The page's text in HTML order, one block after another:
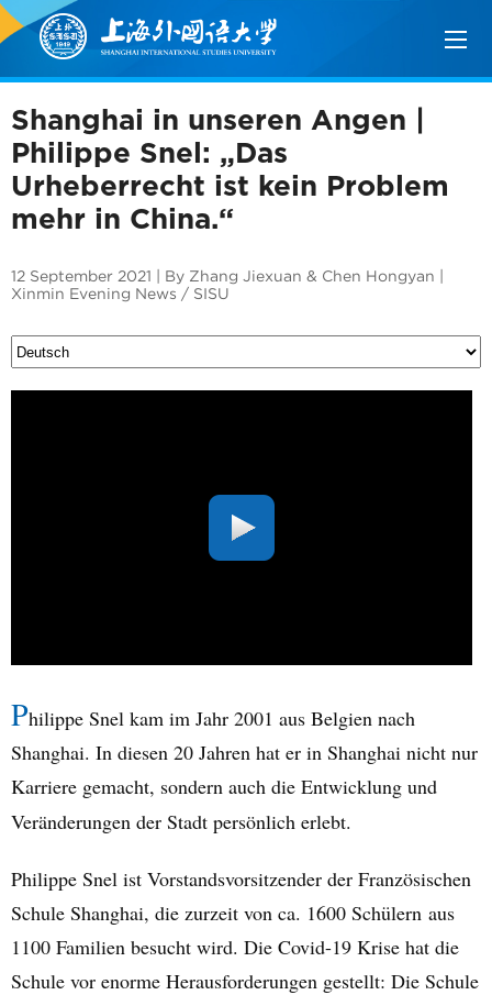
Shanghai in unseren Angen |
Philippe Snel: „Das
Urheberrecht ist kein Problem
mehr in China.“
12 September 2021 | By Zhang Jiexuan & Chen Hongyan |
Xinmin Evening News / SISU
Philippe Snel kam im Jahr 2001 aus Belgien nach
Shanghai. In diesen 20 Jahren hat er in Shanghai nicht nur
Karriere gemacht, sondern auch die Entwicklung und
Veränderungen der Stadt persönlich erlebt.
Philippe Snel ist Vorstandsvorsitzender der Französischen
Schule Shanghai, die zurzeit von ca. 1600 Schülern aus
1100 Familien besucht wird. Die Covid-19 Krise hat die
Schule vor enorme Herausforderungen gestellt: Die Schule